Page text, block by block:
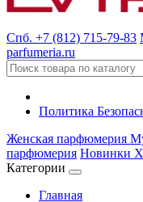
Спб. +7 (812) 715-79-83
parfumeria.ru
Политика
Женская парфюмерия
парфюмерия Новинки
Категории
Главная